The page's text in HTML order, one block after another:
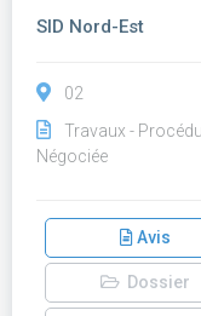
SID Nord-Est
02
Travaux -
Négociée
Avis
Dossier